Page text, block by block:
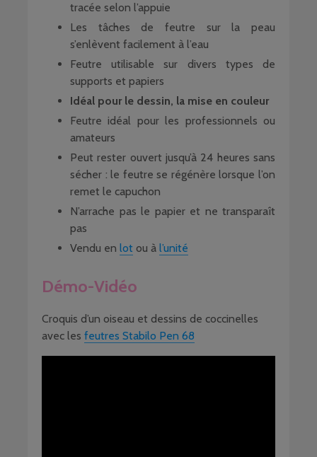
tracée selon l’appuie
Les tâches de feutre sur la peau
s’enlèvent facilement à l’eau
Feutre utilisable sur divers types de
supports et papiers
Idéal pour le dessin, la mise en couleur
Feutre idéal pour les professionnels ou
amateurs
Peut rester ouvert jusqu’à 24 heures sans
sécher : le feutre se régénère lorsque l’on
remet le capuchon
N’arrache pas le papier et ne transparaît
pas
Vendu en lot ou à l’unité
Démo-Vidéo
Croquis d’un oiseau et dessins de coccinelles
avec les feutres Stabilo Pen 68